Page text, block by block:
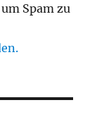
Spam zu